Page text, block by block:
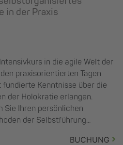
in der Praxis
in die agile Welt der
praxisorientierten Tagen
Kenntnisse über die
der Holokratie erlangen.
Sie Ihren persönlichen
der Selbstführung...
BUCHUNG